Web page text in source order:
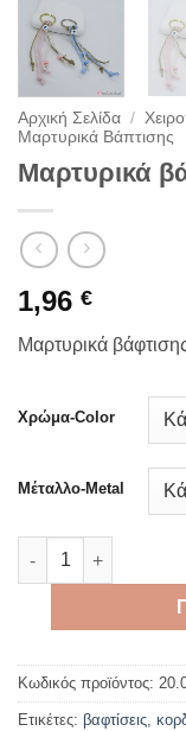
Αρχική Σελίδα /
Μαρτυρικά Βάπτισης
Μαρτυρικά
1,96 €
Μαρτυρικά
Χρώμα-Color
Μέταλλο-Metal
Μαρτυρικά
Κωδικός προϊόντος:
Ετικέτες: βαφτίσεις,